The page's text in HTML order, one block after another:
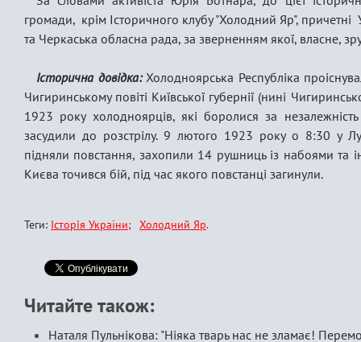
громади, крім Історичного клубу "Холодний Яр", причетні
та Черкаська обласна рада, за зверненням якої, власне,
Історична довідка:Холодноярська Респyбліка
Чигиринському повіті Київської губернії (нині
1923 року холодноярців, які боролися за
засудили до розстрілу. 9 лютого 1923 року о 8:30 у
підняли повстання, захопили 14 рушниць із набоями
Києва точився бій, під час якого повстанці загинули.
Теги: Історія України Холодний Яр
Читайте також:
Наталя Пульнікова: "Ніяка тварь нас не зламає!